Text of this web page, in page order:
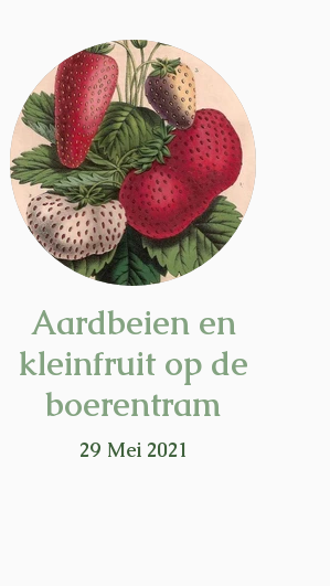
Aardbeien en
kleinfruit op de
boerentram
29 Mei 2021